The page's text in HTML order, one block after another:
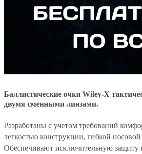
Баллистические очки Wiley-X
двумя сменными линзами.
Разработаны с учетом требований
легкостью конструкции, гибкой носовой
Обеспечивают исключительную